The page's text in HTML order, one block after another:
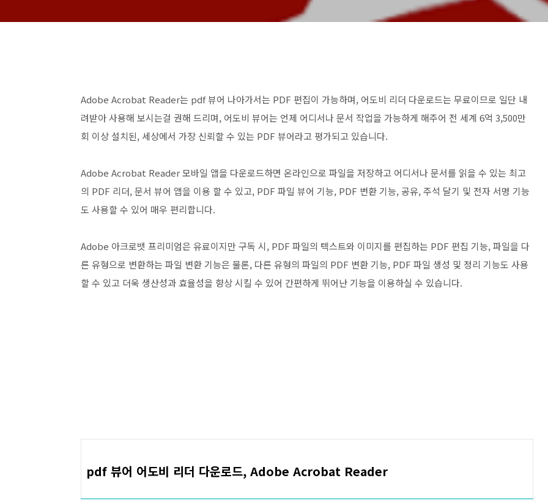
Adobe Acrobat Reader는 pdf 뷰어 나아가서는 PDF 편집이 가능하며, 어도비 리더 다운로드는 무료이므로 일단 내
려받아 사용해 보시는걸 권해 드리며, 어도비 뷰어는 언제 어디서나 문서 작업을 가능하게 해주어 전 세계 6억 3,500만
회 이상 설치된, 세상에서 가장 신뢰할 수 있는 PDF 뷰어라고 평가되고 있습니다.
Adobe Acrobat Reader 모바일 앱을 다운로드하면 온라인으로 파일을 저장하고 어디서나 문서를 읽을 수 있는 최고
의 PDF 리더, 문서 뷰어 앱을 이용 할 수 있고, PDF 파일 뷰어 기능, PDF 변환 기능, 공유, 주석 달기 및 전자 서명 기능
도 사용할 수 있어 매우 편리합니다.
Adobe 아크로뱃 프리미엄은 유료이지만 구독 시, PDF 파일의 텍스트와 이미지를 편집하는 PDF 편집 기능, 파일을 다
른 유형으로 변환하는 파일 변환 기능은 물론, 다른 유형의 파일의 PDF 변환 기능, PDF 파일 생성 및 정리 기능도 사용
할 수 있고 더욱 생산성과 효율성을 향상 시킬 수 있어 간편하게 뛰어난 기능을 이용하실 수 있습니다.
pdf 뷰어 어도비 리더 다운로드, Adobe Acrobat Reader